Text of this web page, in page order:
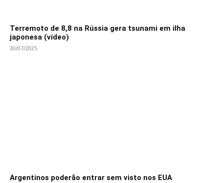
Terremoto de 8,8 na Rússia gera tsunami em ilha
japonesa (vídeo)
30/07/2025
Argentinos poderão entrar sem visto nos EUA